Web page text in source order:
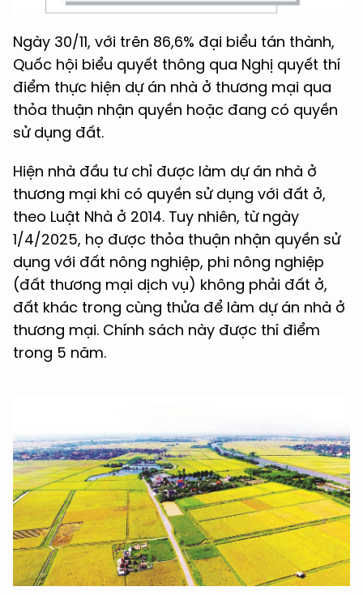
Ngày 30/11, với trên 86,6% đại biểu tán thành,
Quốc hội biểu quyết thông qua Nghị quyết thí
điểm thực hiện dự án nhà ở thương mại qua
thỏa thuận nhận quyền hoặc đang có quyền
sử dụng đất.
Hiện nhà đầu tư chỉ được làm dự án nhà ở
thương mại khi có quyền sử dụng với đất ở,
theo Luật Nhà ở 2014. Tuy nhiên, từ ngày
1/4/2025, họ được thỏa thuận nhận quyền sử
dụng với đất nông nghiệp, phi nông nghiệp
(đất thương mại dịch vụ) không phải đất ở,
đất khác trong cùng thửa để làm dự án nhà ở
thương mại. Chính sách này được thí điểm
trong 5 năm.